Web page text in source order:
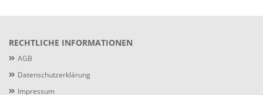
RECHTLICHE INFORMATIONEN
AGB
Datenschutzerklärung
Impressum